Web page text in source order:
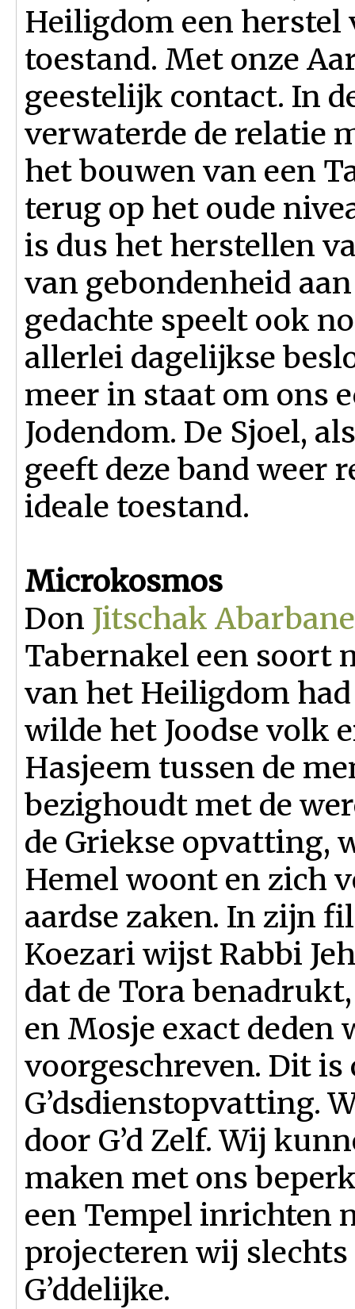
Heiligdom een herstel
toestand. Met onze
geestelijk contact. In
verwaterde de relatie
het bouwen van een
terug op het oude
is dus het herstellen
van gebondenheid aan
gedachte speelt ook
allerlei dagelijkse
meer in staat om ons
Jodendom. De Sjoel,
geeft deze band weer
ideale toestand.
Microkosmos
Don Jitschak
Tabernakel een soort
van het Heiligdom
wilde het Joodse volk
Hasjeem tussen de
bezighoudt met de
de Griekse opvatting,
Hemel woont en zich
aardse zaken. In zijn
Koezari wijst Rabbi
dat de Tora
en Mosje exact deden
voorgeschreven. Dit is
G’dsdienstopvatting.
door G’d Zelf. Wij
maken met ons
een Tempel inrichten
projecteren wij
G’ddelijke.